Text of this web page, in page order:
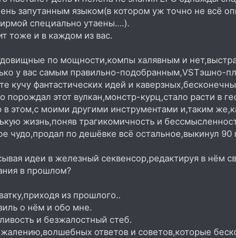
запутанным языком(в котором уж точно не всё
специально утаены....).
тоже и в каждом из вас.
по мощности,компы халявным и
у вас самым правильно-подобранным,VSTэшно-
кучу фантастических идей и
порождал этот вулкан,монстр-курц,стало расти в
в этом,с моими другими инструментами и,таким
жизнь,поняв трагикомичность и
чудо,продал по дешёвке всё остальное,выкинул 90
идеи в железный секвенсор,редактируя в нём
в прошлом?
из прошлого..
о нём и обо мне.
и безжалостный стеб.
ответов и советов,которые